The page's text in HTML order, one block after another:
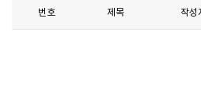
번호 제목 작성